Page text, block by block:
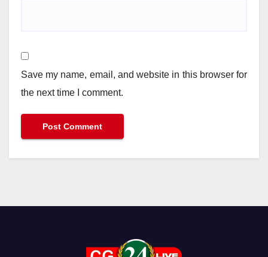
Save my name, email, and website in this browser for
the next time I comment.